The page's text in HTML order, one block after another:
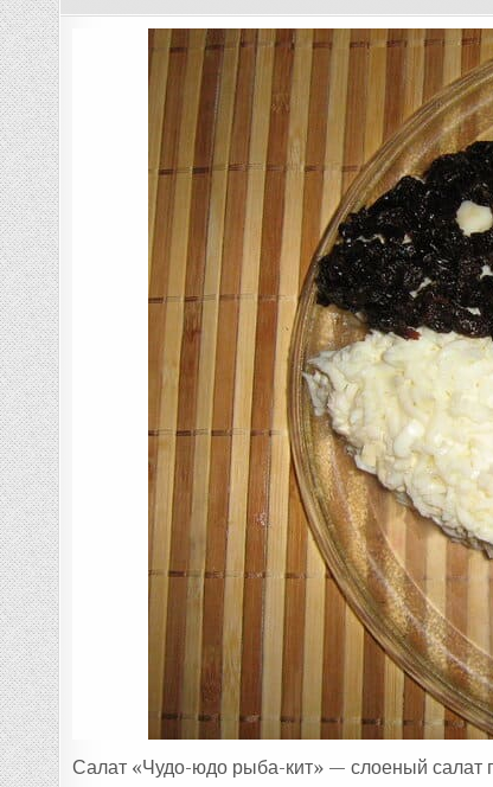
Салат «Чудо-юдо рыба-кит» — слоеный салат